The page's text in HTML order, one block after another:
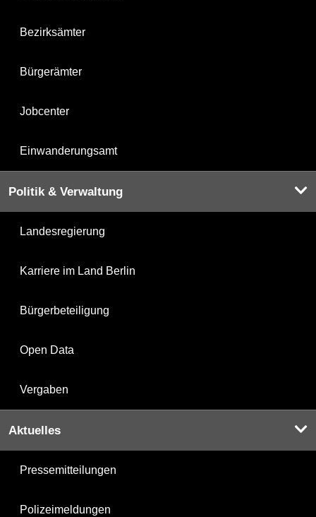
Bezirksämter
Bürgerämter
Jobcenter
Einwanderungsamt
Politik & Verwaltung
Landesregierung
Karriere im Land Berlin
Bürgerbeteiligung
Open Data
Vergaben
Aktuelles
Pressemitteilungen
Polizeimeldungen